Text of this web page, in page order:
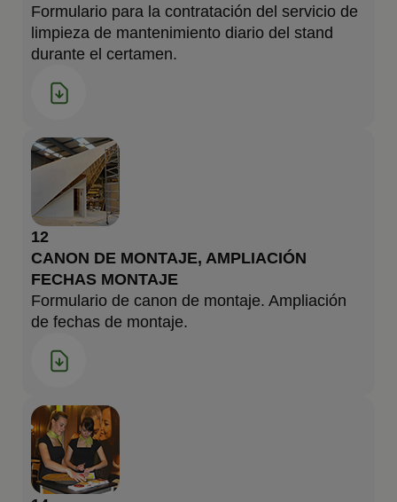
Formulario para la contratación del servicio de
limpieza de mantenimiento diario del stand
durante el certamen.
12
CANON DE MONTAJE, AMPLIACIÓN
FECHAS MONTAJE
Formulario de canon de montaje. Ampliación
de fechas de montaje.